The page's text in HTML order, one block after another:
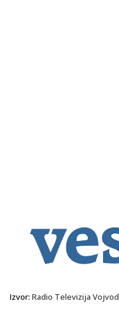
Izvor: Radio Televizija